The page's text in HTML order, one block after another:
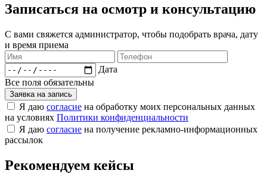
Записаться на осмотр и консультацию​
С вами свяжется администратор, чтобы подобрать врача, дату
и время приема​
Дата
Все поля обязательны
Заявка на запись
Я даю согласие на обработку моих персональных данных
на условиях Политики конфиденциальности
Я даю согласие на получение рекламно-информационных
рассылок
Рекомендуем кейсы